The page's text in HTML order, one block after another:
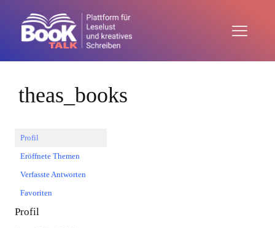
theas_books
Profil
Eröffnete Themen
Verfasste Antworten
Favoriten
Profil